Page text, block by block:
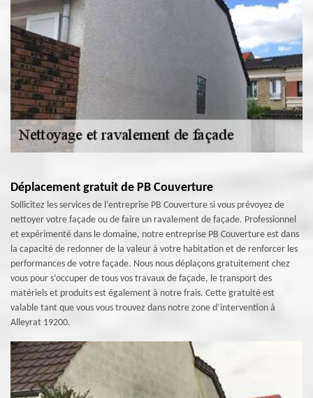
Déplacement gratuit de PB Couverture
Sollicitez les services de l’entreprise PB Couverture si vous prévoyez de
nettoyer votre façade ou de faire un ravalement de façade. Professionnel
et expérimenté dans le domaine, notre entreprise PB Couverture est dans
la capacité de redonner de la valeur à votre habitation et de renforcer les
performances de votre façade. Nous nous déplaçons gratuitement chez
vous pour s’occuper de tous vos travaux de façade, le transport des
matériels et produits est également à notre frais. Cette gratuité est
valable tant que vous vous trouvez dans notre zone d’intervention à
Alleyrat 19200.